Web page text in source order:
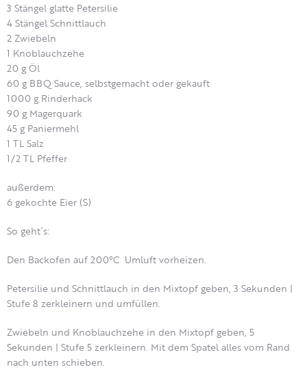
3 Stängel glatte Petersilie
4 Stängel Schnittlauch
2 Zwiebeln
1 Knoblauchzehe
20 g Öl
60 g BBQ Sauce, selbstgemacht oder gekauft
1000 g Rinderhack
90 g Magerquark
45 g Paniermehl
1 TL Salz
1/2 TL Pfeffer
außerdem:
6 gekochte Eier (S)
So geht´s:
Den Backofen auf 200°C Umluft vorheizen.
Petersilie und Schnittlauch in den Mixtopf geben, 3 Sekunden |
Stufe 8 zerkleinern und umfüllen.
Zwiebeln und Knoblauchzehe in den Mixtopf geben, 5
Sekunden | Stufe 5 zerkleinern. Mit dem Spatel alles vom Rand
nach unten schieben.